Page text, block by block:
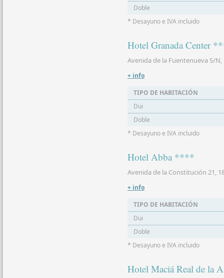
Doble
* Desayuno e IVA incluido
Hotel Granada Center
Avenida de la Fuentenueva S/N,
+ info
TIPO DE HABITACIÓN
Dui
Doble
* Desayuno e IVA incluido
Hotel Abba ****
Avenida de la Constitución 21,
+ info
TIPO DE HABITACIÓN
Dui
Doble
* Desayuno e IVA incluido
Hotel Maciá Real de la